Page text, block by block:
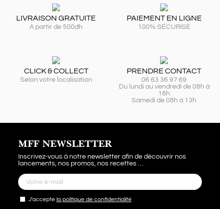
LIVRAISON GRATUITE
A partir de 500dh
PAIEMENT EN LIGNE
100% SÉCURISÉ
CLICK & COLLECT
Selon votre localisation
PRENDRE CONTACT
06 63 36 97 69
Du lundi au vendredi de 08h à
18h
Samedi de 08h à 13h
MFF NEWSLETTER
Inscrivez-vous à notre newsletter afin de découvrir nos
lancements, nos promos, nos recettes …
J'accepte la politique de confidentialité